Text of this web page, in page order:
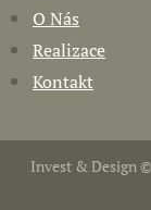
O Nás
Realizace
Kontakt
Invest & Design